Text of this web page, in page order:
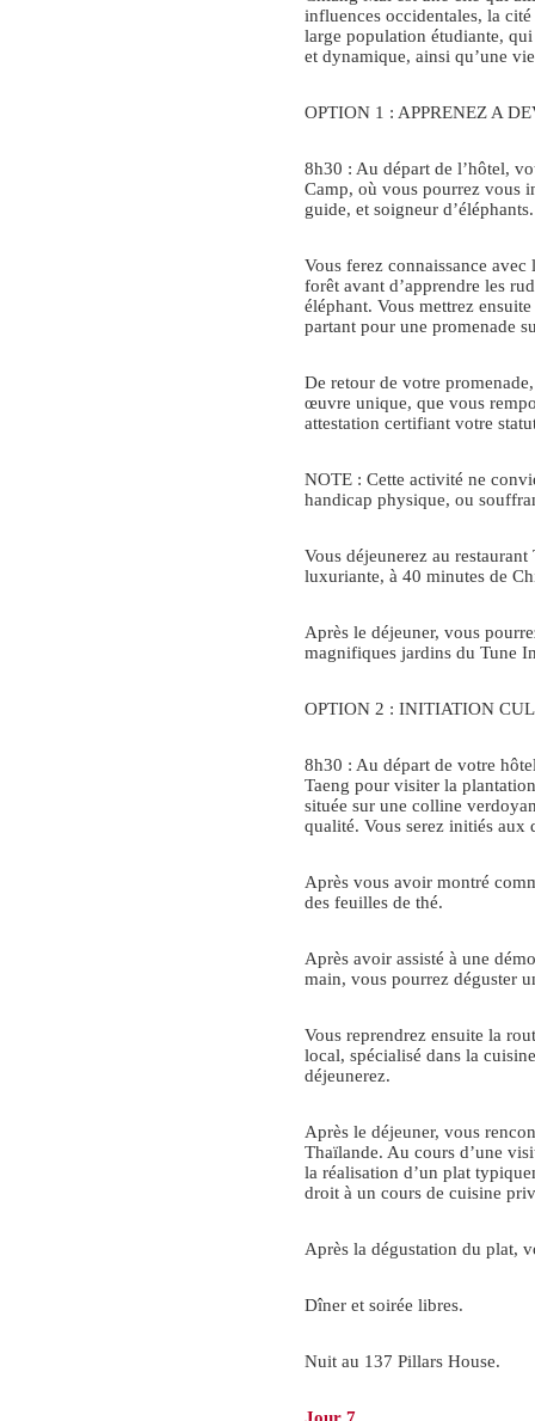
influences occidentales, la
large population étudiante,
et dynamique, ainsi qu’une
OPTION 1 : APPRENEZ A
8h30 : Au départ de l’hôtel,
Camp, où vous pourrez vous
guide, et soigneur d’éléphants.
Vous ferez connaissance
forêt avant d’apprendre les
éléphant. Vous mettrez
partant pour une promenade
De retour de votre
œuvre unique, que vous
attestation certifiant votre
NOTE : Cette activité ne
handicap physique, ou
Vous déjeunerez au
luxuriante, à 40 minutes de
Après le déjeuner, vous
magnifiques jardins du Tune
OPTION 2 : INITIATION
8h30 : Au départ de votre
Taeng pour visiter la
située sur une colline
qualité. Vous serez initiés aux
Après vous avoir montré
des feuilles de thé.
Après avoir assisté à une
main, vous pourrez déguster
Vous reprendrez ensuite la
local, spécialisé dans la
déjeunerez.
Après le déjeuner, vous
Thaïlande. Au cours d’une
la réalisation d’un plat
droit à un cours de cuisine
Après la dégustation du plat,
Dîner et soirée libres.
Nuit au 137 Pillars House.
Jour 7